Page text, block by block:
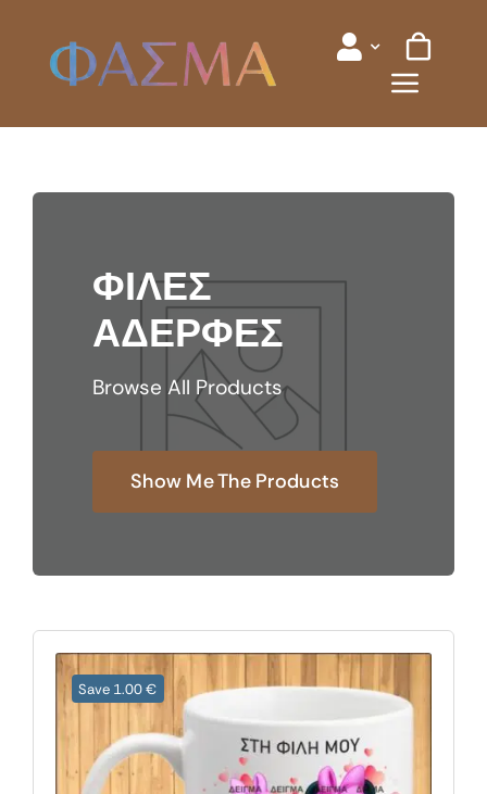
content
ΦΙΛΕΣ
ΑΔΕΡΦΕΣ
Browse All Products
Show Me The Products
Save 1.00 €